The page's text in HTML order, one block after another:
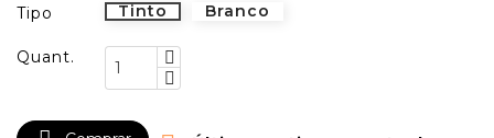
Tipo Tinto Branco
Quant.